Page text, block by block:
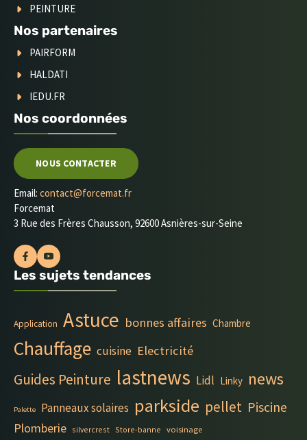
PEINTURE
Nos partenaires
PAIRFORM
HALDATI
IEDU.FR
Nos coordonnées
NOUS CONTACTER
Email: contact@forcemat.fr
Forcemat
3 Rue des Frères Chausson, 92600 Asnières-sur-Seine
Les sujets tendances
Application Astuce bonnes affaires Chambre
Chauffage cuisine Electricité
Guides Peinture lastnews Lidl Linky news
Palette Panneaux solaires parkside pellet Piscine
Plomberie silvercrest Store-banne voisinage